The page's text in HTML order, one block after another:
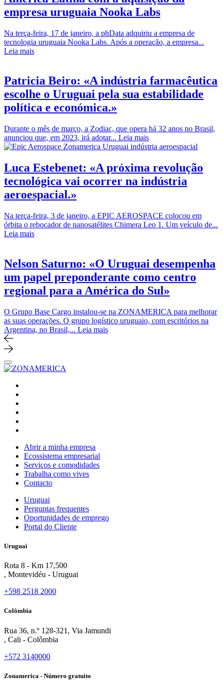
empresa uruguaia Nooka Labs
Na terça-feira, 17 de janeiro, a phData adquiriu a empresa de
tecnologia uruguaia Nooka Labs. Após a operação, a empresa...
Leia mais
Patricia Beiro: «A indústria farmacêutica
escolhe o Uruguai pela sua estabilidade
política e económica.»
Durante o mês de março, a Zodiac, que opera há 32 anos no Brasil,
anunciou que, em 2023, irá adotar... Leia mais
Luca Estebenet: «A próxima revolução
tecnológica vai ocorrer na indústria
aeroespacial.»
Na terça-feira, 3 de janeiro, a EPIC AEROSPACE colocou em
órbita o rebocador de nanosatélites Chimera Leo 1. Um veículo de...
Leia mais
Nelson Saturno: «O Uruguai desempenha
um papel preponderante como centro
regional para a América do Sul»
O Grupo Base Cargo instalou-se na ZONAMERICA para melhorar
as suas operações. O grupo logístico uruguaio, com escritórios na
Argentina, no Brasil,... Leia mais
Abrir a minha empresa
Ecossistema empresarial
Serviços e comodidades
Trabalha como vives
Contacto
Uruguai
Perguntas frequentes
Oportunidades de emprego
Portal do Cliente
Uruguai
Rota 8 - Km 17,500
, Montevidéu - Uruguai
+598 2518 2000
Colômbia
Rua 36, n.º 128-321, Via Jamundi
, Cali - Colômbia
+572 3140000
Zonamerica - Número gratuito